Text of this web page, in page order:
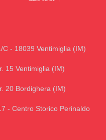
C - 18039 Ventimiglia (IM)
15 Ventimiglia (IM)
20 Bordighera (IM)
- Centro Storico Perinaldo